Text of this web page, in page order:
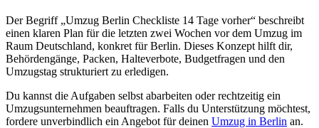
Der Begriff „Umzug Berlin Checkliste 14 Tage vorher“ beschreibt
einen klaren Plan für die letzten zwei Wochen vor dem Umzug im
Raum Deutschland, konkret für Berlin. Dieses Konzept hilft dir,
Behördengänge, Packen, Halteverbote, Budgetfragen und den
Umzugstag strukturiert zu erledigen.
Du kannst die Aufgaben selbst abarbeiten oder rechtzeitig ein
Umzugsunternehmen beauftragen. Falls du Unterstützung möchtest,
fordere unverbindlich ein Angebot für deinen Umzug in Berlin an.